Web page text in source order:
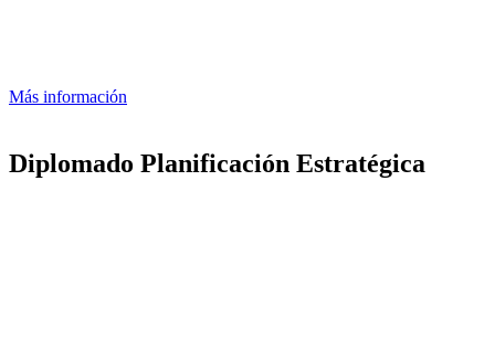
Más información
Diplomado Planificación Estratégica